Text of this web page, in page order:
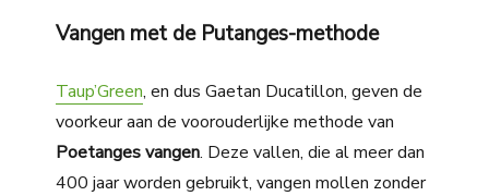
Vangen met de Putanges-methode
Taup’Green, en dus Gaetan Ducatillon, geven de
voorkeur aan de voorouderlijke methode van
Poetanges vangen. Deze vallen, die al meer dan
400 jaar worden gebruikt, vangen mollen zonder